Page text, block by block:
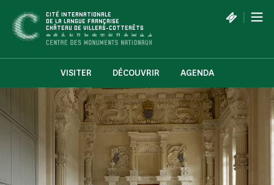
CITÉ INTERNATIONALE
DE LA LANGUE FRANÇAISE
CHÂTEAU DE VILLERS-COTTERÊTS
|
VISITER DÉCOUVRIR AGENDA